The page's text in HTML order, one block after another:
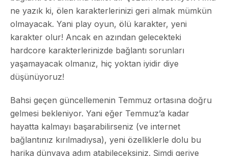
ne yazık ki, ölen karakterlerinizi geri almak mümkün
olmayacak. Yani play oyun, ölü karakter, yeni
karakter olur! Ancak en azından gelecekteki
hardcore karakterlerinizde bağlantı sorunları
yaşamayacak olmanız, hiç yoktan iyidir diye
düşünüyoruz!
Bahsi geçen güncellemenin Temmuz ortasına doğru
gelmesi bekleniyor. Yani eğer Temmuz’a kadar
hayatta kalmayı başarabilirseniz (ve internet
bağlantınız kırılmadıysa), yeni özelliklerle dolu bu
harika dünyaya adım atabileceksiniz. Şimdi geriye